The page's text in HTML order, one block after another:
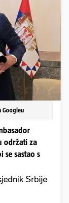
Googleu
održati za
sastao s
Srbije